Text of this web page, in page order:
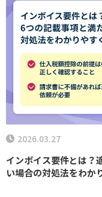
インボイス要件とは？
い場合の対処法をわか
2026.03.27